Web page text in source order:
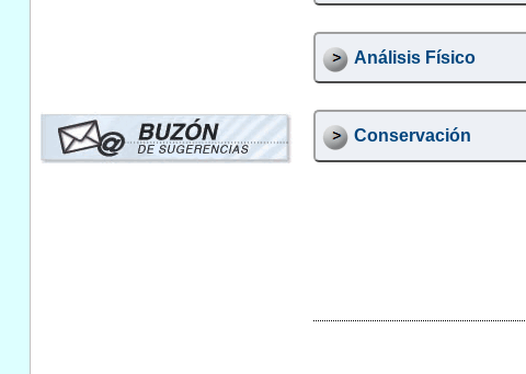
Análisis Físico
Conservación